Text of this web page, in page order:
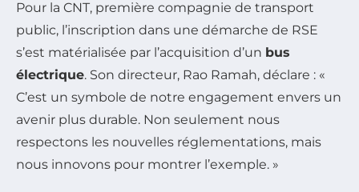
Pour la CNT, première compagnie de transport
public, l’inscription dans une démarche de RSE
s’est matérialisée par l’acquisition d’un bus
électrique. Son directeur, Rao Ramah, déclare : «
C’est un symbole de notre engagement envers un
avenir plus durable. Non seulement nous
respectons les nouvelles réglementations, mais
nous innovons pour montrer l’exemple. »